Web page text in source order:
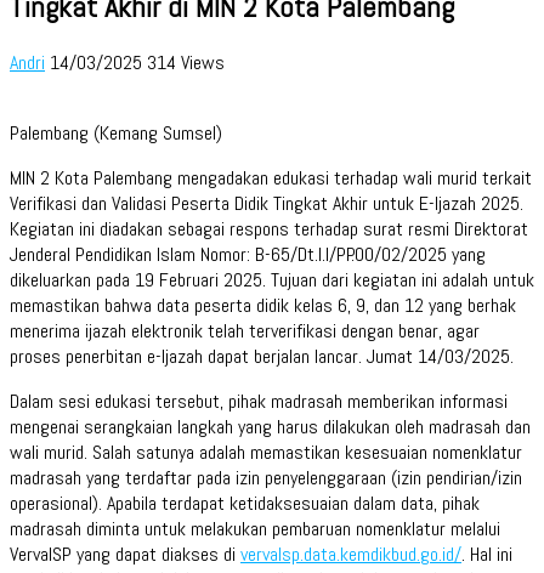
Andri 14/03/2025 314 Views
Palembang (Kemang Sumsel)
MIN 2 Kota Palembang mengadakan edukasi terhadap wali murid terkait
Verifikasi dan Validasi Peserta Didik Tingkat Akhir untuk E-Ijazah 2025.
Kegiatan ini diadakan sebagai respons terhadap surat resmi Direktorat
Jenderal Pendidikan Islam Nomor: B-65/Dt.I.I/PP.00/02/2025 yang
dikeluarkan pada 19 Februari 2025. Tujuan dari kegiatan ini adalah untuk
memastikan bahwa data peserta didik kelas 6, 9, dan 12 yang berhak
menerima ijazah elektronik telah terverifikasi dengan benar, agar
proses penerbitan e-Ijazah dapat berjalan lancar. Jumat 14/03/2025.
Dalam sesi edukasi tersebut, pihak madrasah memberikan informasi
mengenai serangkaian langkah yang harus dilakukan oleh madrasah dan
wali murid. Salah satunya adalah memastikan kesesuaian nomenklatur
madrasah yang terdaftar pada izin penyelenggaraan (izin pendirian/izin
operasional). Apabila terdapat ketidaksesuaian dalam data, pihak
madrasah diminta untuk melakukan pembaruan nomenklatur melalui
VervalSP yang dapat diakses di vervalsp.data.kemdikbud.go.id/. Hal ini